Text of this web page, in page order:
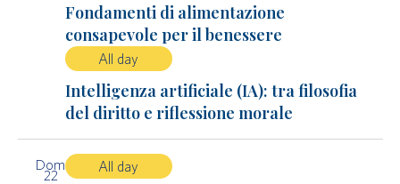
Fondamenti di alimentazione
consapevole per il benessere
All day
Intelligenza artificiale (IA): tra filosofia
del diritto e riflessione morale
Dom
22
All day